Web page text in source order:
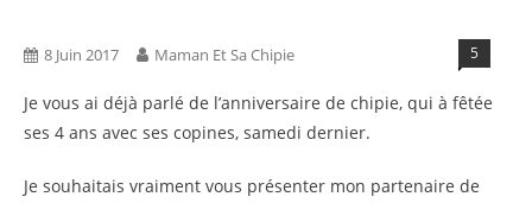
8 Juin 2017 Maman Et Sa Chipie 5
Je vous ai déjà parlé de l’anniversaire de chipie, qui à fêtée
ses 4 ans avec ses copines, samedi dernier.
Je souhaitais vraiment vous présenter mon partenaire de